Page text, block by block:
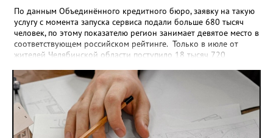
По данным Объединённого кредитного бюро, заявку на такую
услугу с момента запуска сервиса подали больше 680 тысяч
человек, по этому показателю регион занимает девятое место в
соответствующем российском рейтинге. Только в июле от
жителей Челябинской области поступило 18 тысяч 720
снятие. В целом не давать им взаймы сегодня просят 543 с
лишним тысячи человек. Почти 89 тысяч за это время решили
запрет отозвать. При этом, утверждают аналитики бюро,
примерно каждый пятый из тех, кто установил самозапрет,
никогда кредиты не брал, столько же погасили долги недавно,
а больше половины имеют долговые обязательства сейчас.